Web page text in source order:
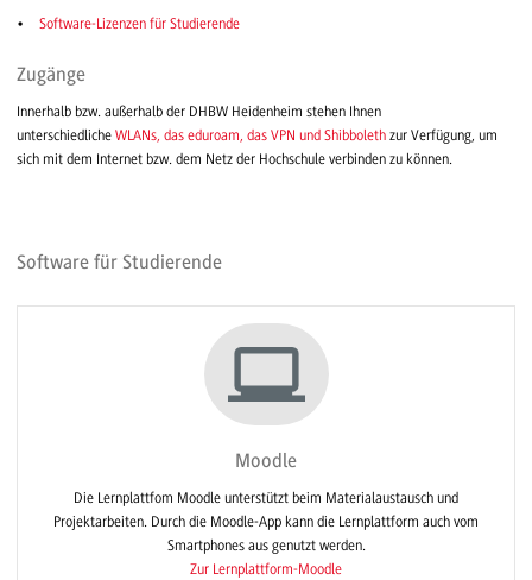
Software-Lizenzen für Studierende
Zugänge
Innerhalb bzw. außerhalb der DHBW Heidenheim stehen Ihnen
unterschiedliche WLANs, das eduroam, das VPN und Shibboleth zur Verfügung, um
sich mit dem Internet bzw. dem Netz der Hochschule verbinden zu können.
Software für Studierende
Moodle
Die Lernplattfom Moodle unterstützt beim Materialaustausch und
Projektarbeiten. Durch die Moodle-App kann die Lernplattform auch vom
Smartphones aus genutzt werden.
Zur Lernplattform-Moodle